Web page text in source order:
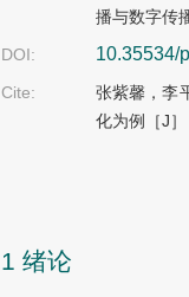
播与数字传
DOI:
10.35534/
Cite:
张紫馨，李
化为例［J
1 绪论